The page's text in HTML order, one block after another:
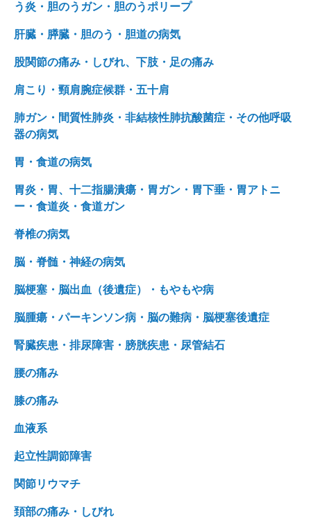
う炎・胆のうガン・胆のうポリープ
肝臓・膵臓・胆のう・胆道の病気
股関節の痛み・しびれ、下肢・足の痛み
肩こり・頸肩腕症候群・五十肩
肺ガン・間質性肺炎・非結核性肺抗酸菌症・その他呼吸
器の病気
胃・食道の病気
胃炎・胃、十二指腸潰瘍・胃ガン・胃下垂・胃アトニ
ー・食道炎・食道ガン
脊椎の病気
脳・脊髄・神経の病気
脳梗塞・脳出血（後遺症）・もやもや病
脳腫瘍・パーキンソン病・脳の難病・脳梗塞後遺症
腎臓疾患・排尿障害・膀胱疾患・尿管結石
腰の痛み
膝の痛み
血液系
起立性調節障害
関節リウマチ
頚部の痛み・しびれ